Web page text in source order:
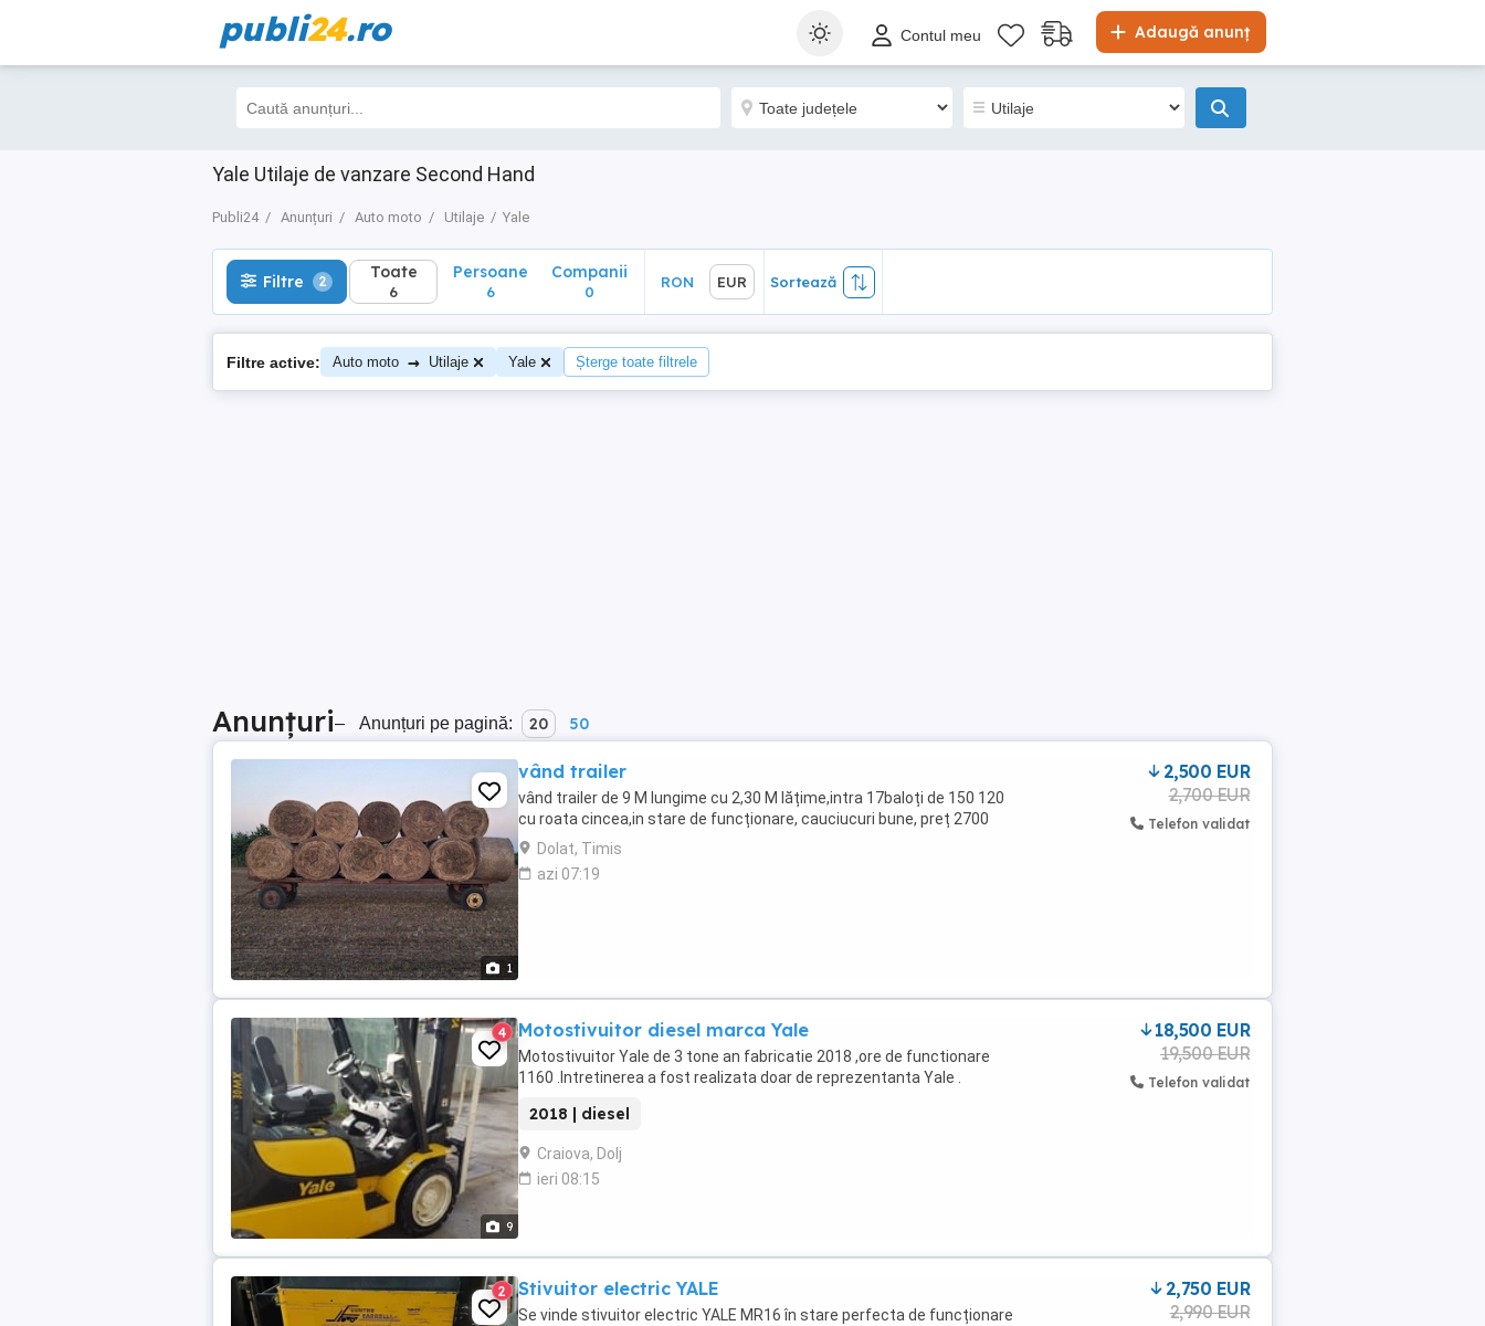
publi24.ro Adaugă anunț
Contul meu
Yale Utilaje de vanzare Second Hand
Publi24 Anunțuri Auto moto Utilaje Yale
Filtre 2 Toate
6
Sortează
Filtre 2 Toate
6
Persoane
6
Companii
0
RON EUR Sortează
Filtre active: Auto moto → Utilaje Yale Șterge toate filtrele
Anunțuri– Anunțuri pe pagină: 20 50
1
vând trailer
vând trailer de 9 M lungime cu 2,30 M lățime,intra 17baloți de 150 120
cu roata cincea,in stare de funcționare, cauciucuri bune, preț 2700
Dolat, Timis
azi 07:19
2,500 EUR
2,700 EUR
Telefon validat
9
4 Motostivuitor diesel marca Yale
Motostivuitor Yale de 3 tone an fabricatie 2018 ,ore de functionare
1160 .Intretinerea a fost realizata doar de reprezentanta Yale .
2018 | diesel
Craiova, Dolj
ieri 08:15
18,500 EUR
19,500 EUR
Telefon validat
2 Stivuitor electric YALE
Se vinde stivuitor electric YALE MR16 în stare perfecta de funcționare
2,750 EUR
2,990 EUR